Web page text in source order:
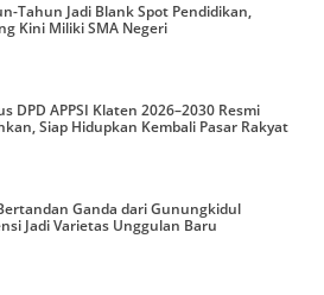
Tahun Jadi Blank Spot Pendidikan,
Kini Miliki SMA Negeri
DPD APPSI Klaten 2026–2030 Resmi
Siap Hidupkan Kembali Pasar Rakyat
Ganda dari Gunungkidul
Jadi Varietas Unggulan Baru